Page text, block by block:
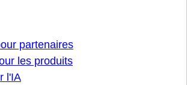
partenaires
les produits
l'IA